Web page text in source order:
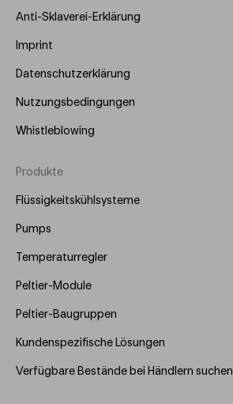
Anti-Sklaverei-Erklärung
Imprint
Datenschutzerklärung
Nutzungsbedingungen
Whistleblowing
Footer
Menu
Produkte
Flüssigkeitskühlsysteme
Pumps
Temperaturregler
Peltier-Module
Peltier-Baugruppen
Kundenspezifische Lösungen
Verfügbare Bestände bei Händlern suchen